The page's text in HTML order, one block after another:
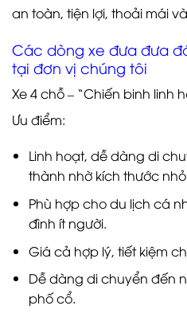
an toàn, tiện lợi, thoải mái
Các dòng xe đưa đưa
tại đơn vị chúng tôi
Xe 4 chỗ – “Chiến binh linh
Ưu điểm:
Linh hoạt, dễ dàng di
thành nhờ kích thước
Phù hợp cho du lịch cá
đình ít người.
Giá cả hợp lý, tiết kiệm
Dễ dàng di chuyển đến
phố cổ.